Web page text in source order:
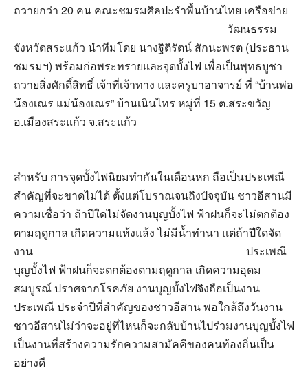
ถวายกว่า 20 คน คณะชมรมศิลปะรำพื้นบ้านไทย เครือข่าย
วัฒนธรรม
จังหวัดสระแก้ว นำทีมโดย นางฐิติรัตน์ สักนะพรต (ประธาน
ชมรมฯ) พร้อมก่อพระทรายและจุดบั้งไฟ เพื่อเป็นพุทธบูชา
ถวายสิ่งศักดิ์สิทธิ์ เจ้าที่เจ้าทาง และครูบาอาจารย์ ที่ “บ้านพ่อ
น้องเณร แม่น้องเณร” บ้านเนินไทร หมู่ที่ 15 ต.สระขวัญ
อ.เมืองสระแก้ว จ.สระแก้ว
‎สำหรับ การจุดบั้งไฟนิยมทำกันในเดือนหก ถือเป็นประเพณี
สำคัญที่จะขาดไม่ได้ ตั้งแต่โบราณจนถึงปัจจุบัน ชาวอีสานมี
ความเชื่อว่า ถ้าปีใดไม่จัดงานบุญบั้งไฟ ฟ้าฝนก็จะไม่ตกต้อง
ตามฤดูกาล เกิดความแห้งแล้ง ไม่มีน้ำทำนา แต่ถ้าปีใดจัด
งาน
ประเพณี
บุญบั้งไฟ ฟ้าฝนก็จะตกต้องตามฤดูกาล เกิดความอุดม
สมบูรณ์ ปราศจากโรคภัย งานบุญบั้งไฟจึงถือเป็นงาน
ประเพณี ประจำปีที่สำคัญของชาวอีสาน พอใกล้ถึงวันงาน
ชาวอีสานไม่ว่าจะอยู่ที่ไหนก็จะกลับบ้านไปร่วมงานบุญบั้งไฟ
เป็นงานที่สร้างความรักความสามัคคีของคนท้องถิ่นเป็น
อย่างดี